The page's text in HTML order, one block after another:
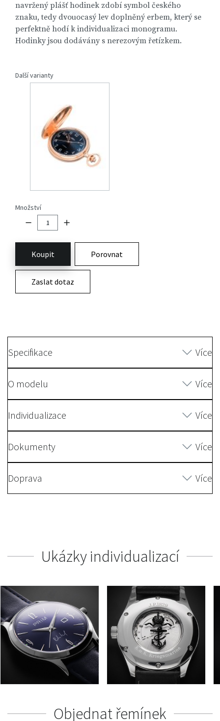
navržený plášť hodinek zdobí symbol českého
znaku, tedy dvouocasý lev doplněný erbem, který se
perfektně hodí k individualizaci monogramu.
Hodinky jsou dodávány s nerezovým řetízkem.
Další varianty
Množství
Koupit Porovnat
Zaslat dotaz
Specifikace Více
O modelu Více
Individualizace Více
Dokumenty Více
Doprava Více
Ukázky individualizací
Objednat řemínek